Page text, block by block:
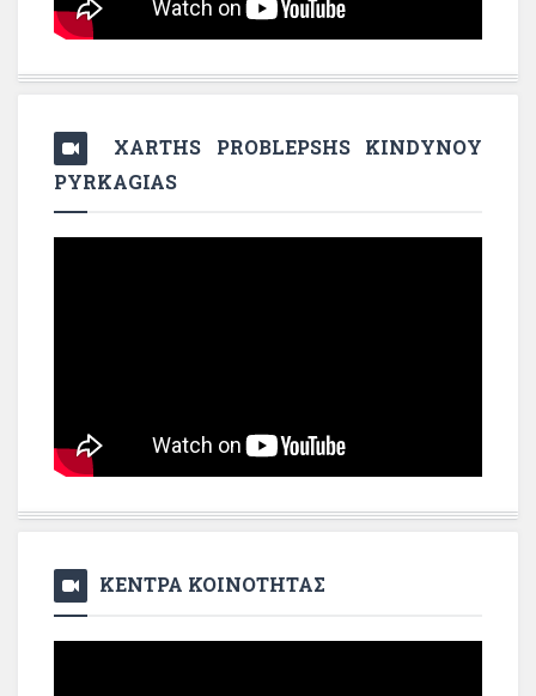
XARTHS PROBLEPSHS KINDYNOY
PYRKAGIAS
ΚΕΝΤΡΑ ΚΟΙΝΟΤΗΤΑΣ